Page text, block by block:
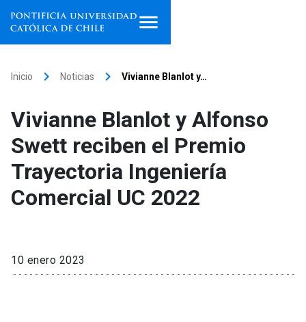
Facultades, escuelas e
institutos
Investigación
Inicio keyboard_arrow_right Noticias keyboard_arrow_right Vivianne Blanlot y…
Vivianne Blanlot y Alfonso
Swett reciben el Premio
Trayectoria Ingeniería
Comercial UC 2022
10 enero 2023